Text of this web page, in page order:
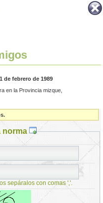
de febrero de 1989
en la Provincia mizque,
norma
sepáralos con comas ','.